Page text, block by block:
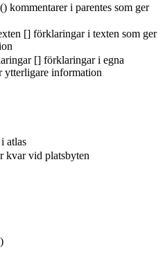
kommentarer i parentes som ger
[] förklaringar i texten som ger
[] förklaringar i egna
ytterligare information
atlas
kvar vid platsbyten